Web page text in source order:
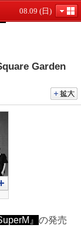
08.09 (日)
Garden
』 の発売